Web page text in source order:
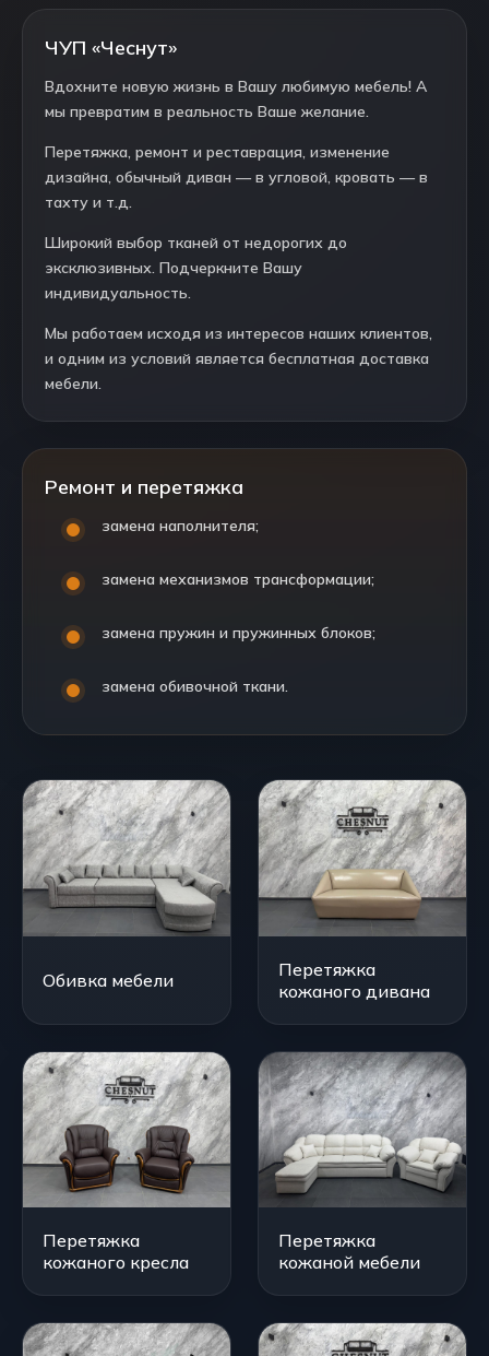
ЧУП «Чеснут»
Вдохните новую жизнь в Вашу любимую мебель! А
мы превратим в реальность Ваше желание.
Перетяжка, ремонт и реставрация, изменение
дизайна, обычный диван — в угловой, кровать — в
тахту и т.д.
Широкий выбор тканей от недорогих до
эксклюзивных. Подчеркните Вашу
индивидуальность.
Мы работаем исходя из интересов наших клиентов,
и одним из условий является бесплатная доставка
мебели.
Ремонт и перетяжка
замена наполнителя;
замена механизмов трансформации;
замена пружин и пружинных блоков;
замена обивочной ткани.
Обивка мебели
Перетяжка
кожаного дивана
Перетяжка
кожаного кресла
Перетяжка
кожаной мебели